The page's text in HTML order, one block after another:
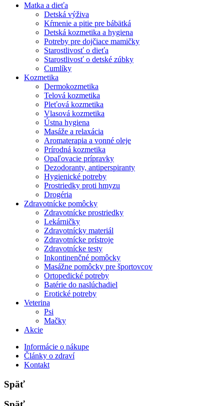
Matka a dieťa
Detská výživa
Kŕmenie a pitie pre bábätká
Detská kozmetika a hygiena
Potreby pre dojčiace mamičky
Starostlivosť o dieťa
Starostlivosť o detské zúbky
Cumlíky
Kozmetika
Dermokozmetika
Telová kozmetika
Pleťová kozmetika
Vlasová kozmetika
Ústna hygiena
Masáže a relaxácia
Aromaterapia a vonné oleje
Prírodná kozmetika
Opaľovacie prípravky
Dezodoranty, antiperspiranty
Hygienické potreby
Prostriedky proti hmyzu
Drogéria
Zdravotnícke pomôcky
Zdravotnícke prostriedky
Lekárničky
Zdravotnícky materiál
Zdravotnícke prístroje
Zdravotnícke testy
Inkontinenčné pomôcky
Masážne pomôcky pre športovcov
Ortopedické potreby
Batérie do naslúchadiel
Erotické potreby
Veterina
Psi
Mačky
Akcie
Informácie o nákupe
Články o zdraví
Kontakt
Späť